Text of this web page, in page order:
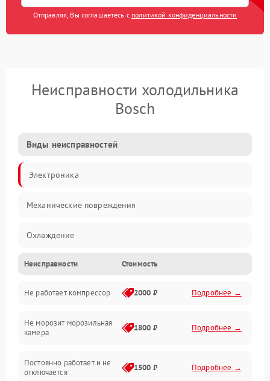
Отправляя, Вы соглашаетесь с политикой конфиденциальности
Неисправности холодильника
Bosch
Виды неисправностей
Электроника
Механические повреждения
Охлаждение
Механика
Электропитание
Дренаж
Неисправности Стоимость
Не работает компрессор 2000 ₽ Подробнее →
Не морозит морозильная
камера
1800 ₽ Подробнее →
Постоянно работает и не
отключается
1500 ₽ Подробнее →